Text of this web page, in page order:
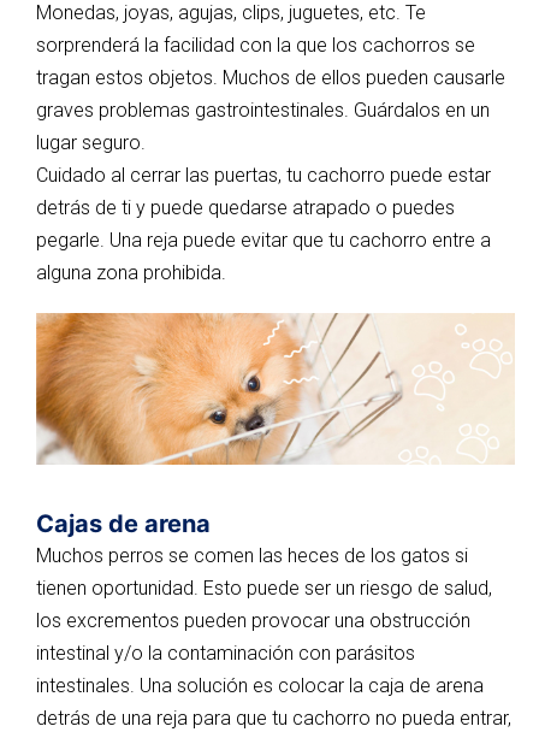
Monedas, joyas, agujas, clips, juguetes, etc. Te
sorprenderá la facilidad con la que los cachorros se
tragan estos objetos. Muchos de ellos pueden causarle
graves problemas gastrointestinales. Guárdalos en un
lugar seguro.
Cuidado al cerrar las puertas, tu cachorro puede estar
detrás de ti y puede quedarse atrapado o puedes
pegarle. Una reja puede evitar que tu cachorro entre a
alguna zona prohibida.
Cajas de arena
Muchos perros se comen las heces de los gatos si
tienen oportunidad. Esto puede ser un riesgo de salud,
los excrementos pueden provocar una obstrucción
intestinal y/o la contaminación con parásitos
intestinales. Una solución es colocar la caja de arena
detrás de una reja para que tu cachorro no pueda entrar,